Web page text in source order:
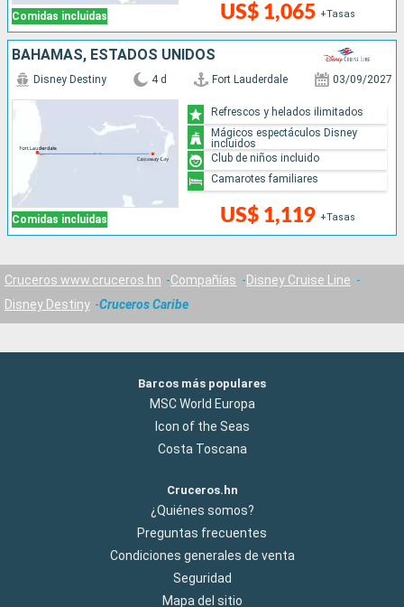
Comidas incluidas US$ 1,065 +Tasas
BAHAMAS, ESTADOS UNIDOS
Comidas incluidas
Disney Destiny 4 d Fort Lauderdale 03/09/2027
US$ 1,119 +Tasas
Refrescos y helados ilimitados
Mágicos espectáculos Disney
incluidos
Club de niños incluido
Camarotes familiares
Cruceros www.cruceros.hn Compañías
Disney Cruise Line
Disney Destiny
Cruceros Caribe
Barcos más populares
MSC World Europa
Icon of the Seas
Costa Toscana
Cruceros.hn
¿Quiénes somos?
Preguntas frecuentes
Condiciones generales de venta
Seguridad
Mapa del sitio